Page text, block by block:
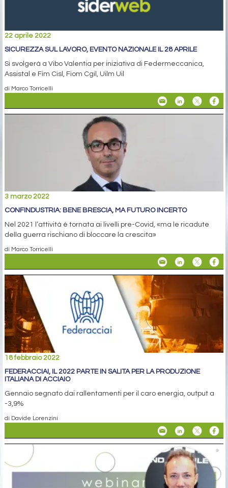
22 aprile 2022
SICUREZZA SUL LAVORO, EVENTO NAZIONALE IL 28 APRILE
Si svolgerà a Vibo Valentia per iniziativa di Federmeccanica,
Assistal e Fim Cisl, Fiom Cgil, Uilm Uil
di Marco Torricelli
3 marzo 2022
CONFINDUSTRIA: BENE BRESCIA, MA FUTURO INCERTO
Nel 2021 l’attività è tornata ai livelli pre-Covid, «ma le ricadute
della guerra rischiano di bloccare la crescita»
di Marco Torricelli
18 febbraio 2022
FEDERACCIAI, IL 2022 PARTE IN SALITA PER LA PRODUZIONE
ITALIANA DI ACCIAIO
Gennaio segnato dai rallentamenti per il caro energia, output a
-3,9%
di Davide Lorenzini